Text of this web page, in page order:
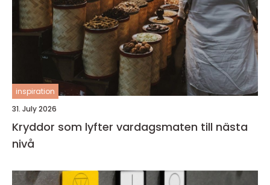
inspiration
31. July 2026
Kryddor som lyfter vardagsmaten till nästa
nivå